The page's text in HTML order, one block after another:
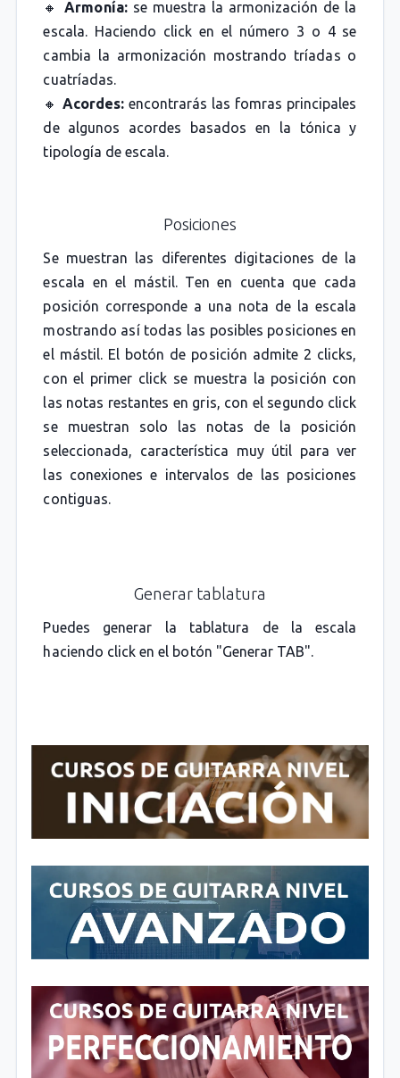
🔸Armonía:se muestra la armonización de la
escala. Haciendo click en el número 3 o 4 se
cambia la armonización mostrando tríadas o
cuatríadas.
🔸 Acordes: encontrarás las fomras principales
de algunos acordes basados en la tónica y
tipología de escala.
Posiciones
Se muestran las diferentes digitaciones de la
escala en el mástil. Ten en cuenta que cada
posición corresponde a una nota de la escala
mostrando así todas las posibles posiciones en
el mástil. El botón de posición admite 2 clicks,
con el primer click se muestra la posición con
las notas restantes en gris, con el segundo click
se muestran solo las notas de la posición
seleccionada, característica muy útil para ver
las conexiones e intervalos de las posiciones
contiguas.
Generar tablatura
Puedes generar la tablatura de la escala
haciendo click en el botón "Generar TAB".